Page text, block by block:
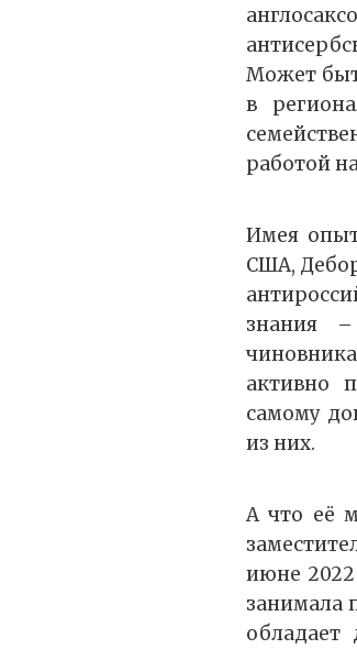
Может
в
работой
Имея
США,
знания
активно
самому
из них.
А что её
июне
занимала